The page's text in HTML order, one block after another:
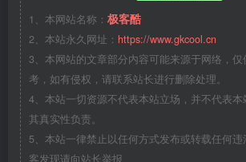
1、本网站名称： 极客酷
2、本站永久网址： https://www.gkcool.cn
3、本网站的文章部分内容可能来源于网络，
考，如有侵权，请联系站长进行删除处理。
4、本站一切资源不代表本站立场，并不代表
其真实性负责。
5、本站一律禁止以任何方式发布或转载任何
客发现请向站长举报